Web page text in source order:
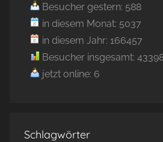
Besucher gestern: 588
in diesem Monat: 5037
in diesem Jahr: 166457
Besucher insgesamt:
jetzt online: 6
Schlagwörter